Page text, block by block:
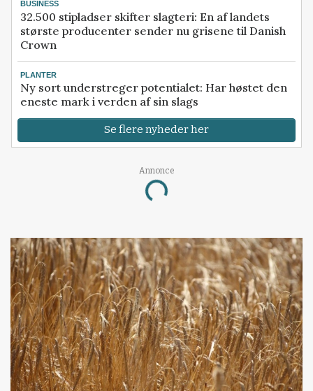
BUSINESS
32.500 stipladser skifter slagteri: En af landets
største producenter sender nu grisene til Danish
Crown
PLANTER
Ny sort understreger potentialet: Har høstet den
eneste mark i verden af sin slags
Se flere nyheder her
Annonce
Loading...